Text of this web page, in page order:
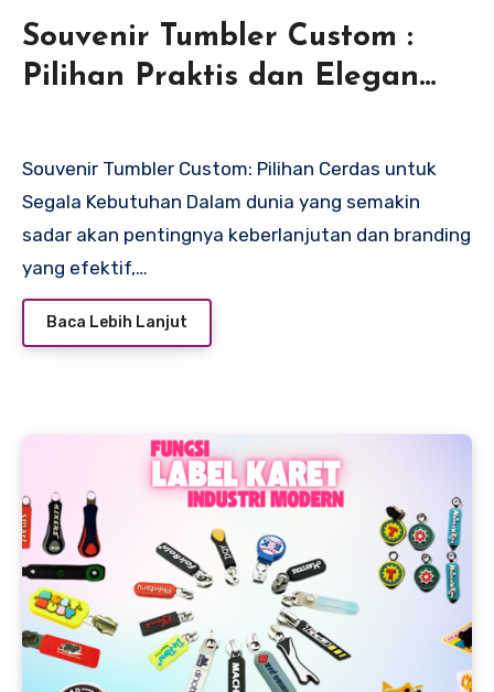
Souvenir Tumbler Custom :
Pilihan Praktis dan Elegan
Souvenir Tumbler Custom: Pilihan Cerdas untuk
Segala Kebutuhan Dalam dunia yang semakin
sadar akan pentingnya keberlanjutan dan branding
yang efektif,…
Baca Lebih Lanjut